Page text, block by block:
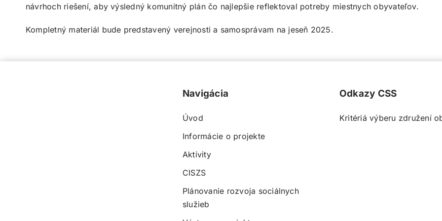
návrhoch riešení, aby výsledný komunitný plán čo najlepšie reflektoval potreby miestnych obyvateľov.
Kompletný materiál bude predstavený verejnosti a samosprávam na jeseň 2025.
Navigácia
Úvod
Informácie o projekte
Aktivity
CISZS
Plánovanie rozvoja sociálnych
služieb
Odkazy CSS
Kritériá výberu združení